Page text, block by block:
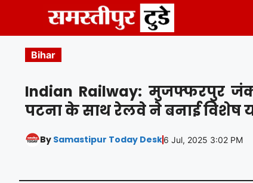
content
Bihar
Indian Railway: मुजफ्फरपुर
पटना के साथ रेलवे ने बनाई विशेष
By Samastipur Today Desk6 Jul, 2025 3:02 PM